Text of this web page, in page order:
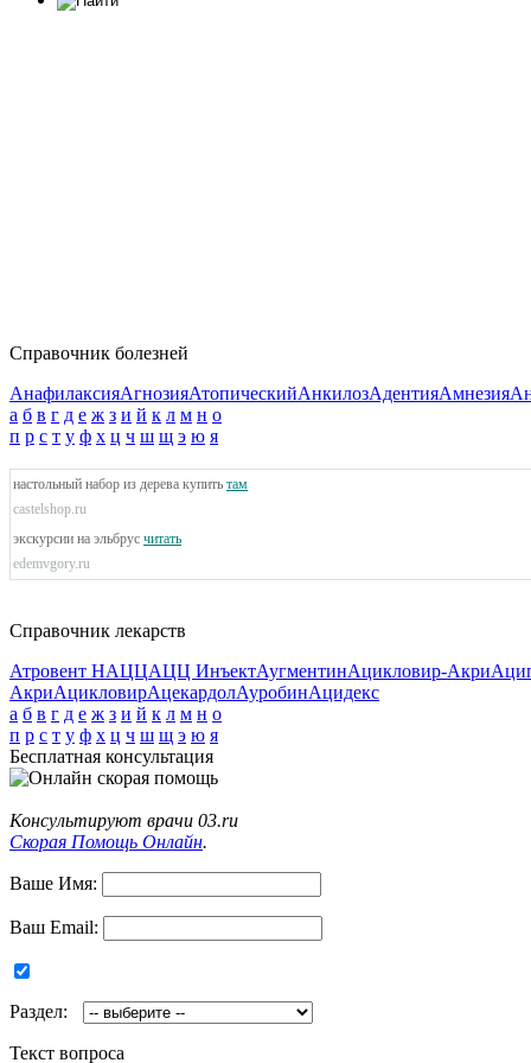
Справочник болезней
АнафилаксияАгнозияАтопическийАнкилозАдентияАмнезия
а б в г д е ж з и й к л м н о
п р с т у ф х ц ч ш щ э ю я
настольный набор из дерева купить там
castelshop.ru
экскурсии на эльбрус читать
edemvgory.ru
Справочник лекарств
Атровент НАЦЦАЦЦ ИнъектАугментинАцикловир-Акри
АкриАцикловирАцекардолАуробинАцидекс
а б в г д е ж з и й к л м н о
п р с т у ф х ц ч ш щ э ю я
Бесплатная консультация
Консультируют врачи 03.ru
Скорая Помощь Онлайн.
Ваше Имя:
Ваш Email:
Раздел:
Текст вопроса